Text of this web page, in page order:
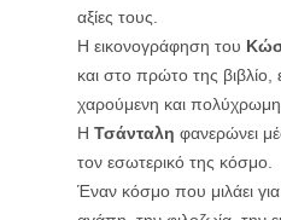
αξίες τους.
Η εικονογράφηση του
και στο πρώτο της βιβλίο,
χαρούμενη και
Η Τσάνταλη φανερώνει
τον εσωτερικό της κόσμο.
Έναν κόσμο που μιλάει